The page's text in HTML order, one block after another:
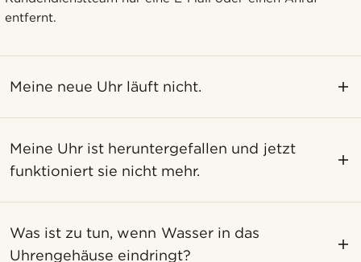
entfernt.
Meine neue Uhr läuft nicht.
Meine Uhr ist heruntergefallen und jetzt
funktioniert sie nicht mehr.
Was ist zu tun, wenn Wasser in das
Uhrengehäuse eindringt?